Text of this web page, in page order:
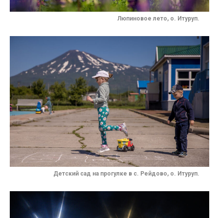
Люпиновое лето, о. Итуруп.
Детский сад на прогулке в с. Рейдово, о. Итуруп.